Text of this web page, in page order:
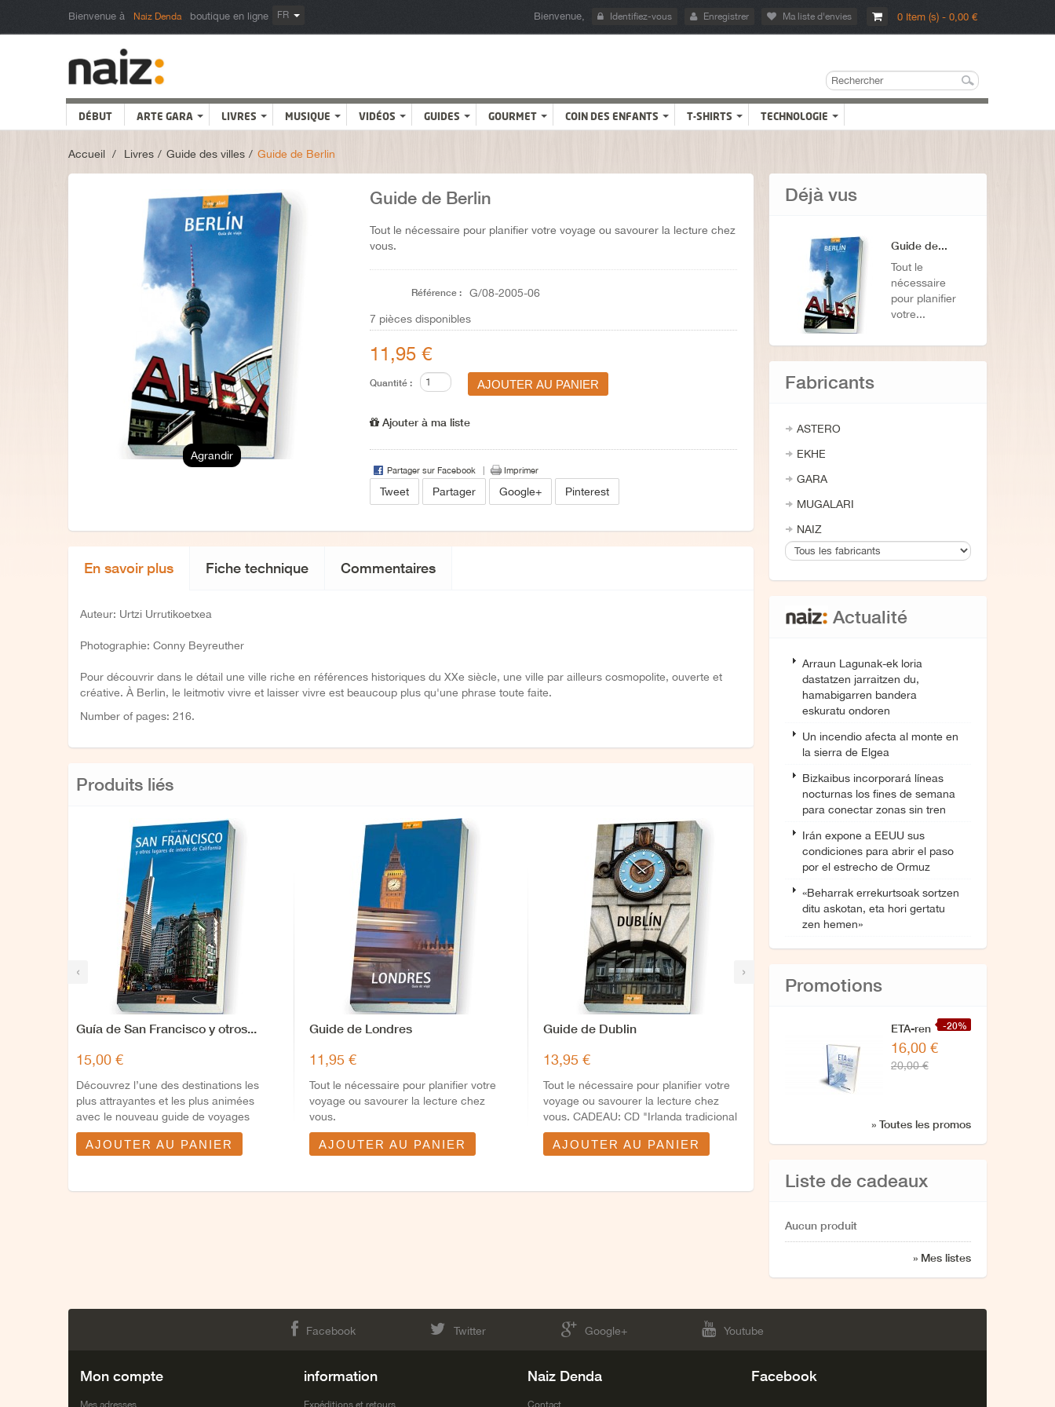
Bienvenue à Naiz Denda boutique en ligne 0 Item (s) - 0,00 €
Bienvenue, Identifiez-vous Enregistrer Ma liste d'envies
FR
DÉBUT ARTE GARA LIVRES MUSIQUE VIDÉOS GUIDES GOURMET COIN DES ENFANTS T-SHIRTS TECHNOLOGIE
Accueil > Livres > Guide des villes > Guide de Berlin
Agrandir
Guide de Berlin
Tout le nécessaire pour planifier votre voyage ou savourer la lecture chez
vous.
Référence : G/08-2005-06
7 pièces disponibles
11,95 €
Quantité :
Ajouter à ma liste
Partager sur Facebook Imprimer
Tweet Partager Google+ Pinterest
En savoir plus Fiche technique Commentaires
Auteur: Urtzi Urrutikoetxea
Photographie: Conny Beyreuther
Pour découvrir dans le détail une ville riche en références historiques du XXe siècle, une ville par ailleurs cosmopolite, ouverte et
créative. À Berlin, le leitmotiv vivre et laisser vivre est beaucoup plus qu'une phrase toute faite.
Number of pages: 216.
Produits liés
‹ ›
Guía de San Francisco y otros...
15,00 €
Découvrez l’une des destinations les
plus attrayantes et les plus animées
avec le nouveau guide de voyages
Mugalari....
AJOUTER AU PANIER
Guide de Londres
11,95 €
Tout le nécessaire pour planifier votre
voyage ou savourer la lecture chez
vous.
AJOUTER AU PANIER
Guide de Dublin
13,95 €
Tout le nécessaire pour planifier votre
voyage ou savourer la lecture chez
vous. CADEAU: CD "Irlanda tradicional
y...
AJOUTER AU PANIER
Déjà vus
Guide de...
Tout le
nécessaire
pour planifier
votre...
Fabricants
ASTERO
EKHE
GARA
MUGALARI
NAIZ
Actualité
Arraun Lagunak-ek loria
dastatzen jarraitzen du,
hamabigarren bandera
eskuratu ondoren
Un incendio afecta al monte en
la sierra de Elgea
Bizkaibus incorporará líneas
nocturnas los fines de semana
para conectar zonas sin tren
Irán expone a EEUU sus
condiciones para abrir el paso
por el estrecho de Ormuz
«Beharrak errekurtsoak sortzen
ditu askotan, eta hori gertatu
zen hemen»
Promotions
-20%
ETA-ren
zuzendaritzarekin
azken
16,00 €
20,00 €
» Toutes les promos
Liste de cadeaux
Aucun produit
» Mes listes
Facebook Twitter Google+ Youtube
Mon compte
Mes adresses
information
Expéditions et retours
Naiz Denda
Contact
Facebook